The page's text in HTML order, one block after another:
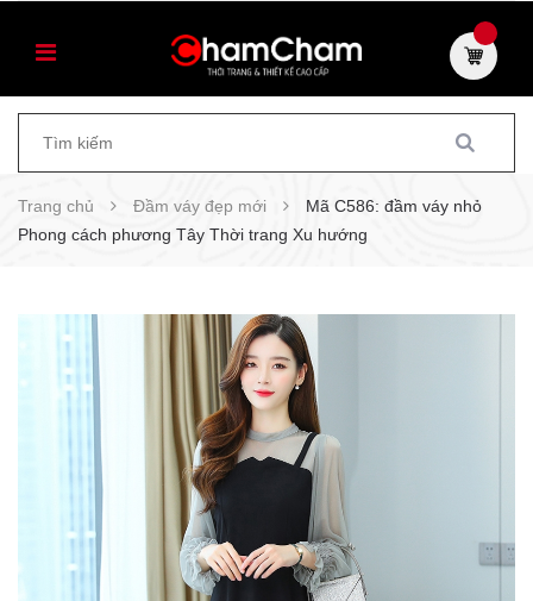
Trang chủ Đầm váy đẹp mới
Mã C586: đầm váy nhỏ
Phong cách phương Tây Thời trang Xu hướng